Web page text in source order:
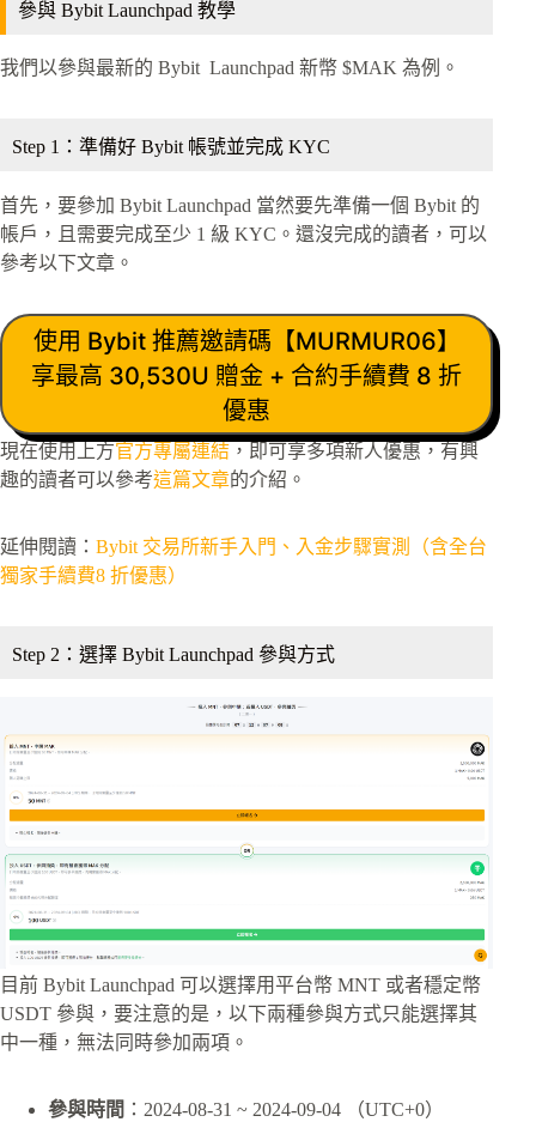
參與 Bybit Launchpad 教學
我們以參與最新的 Bybit Launchpad 新幣 $MAK 為例。
Step 1：準備好 Bybit 帳號並完成 KYC
首先，要參加 Bybit Launchpad 當然要先準備一個 Bybit 的
帳戶，且需要完成至少 1 級 KYC。還沒完成的讀者，可以
參考以下文章。
使用 Bybit 推薦邀請碼【MURMUR06】
享最高 30,530U 贈金 + 合約手續費 8 折
優惠
現在使用上方官方專屬連結 ，即可享多項新人優惠，有興
趣的讀者可以參考這篇文章的介紹。
延伸閱讀： Bybit 交易所新手入門、入金步驟實測（含全台
獨家手續費8 折優惠）
Step 2：選擇 Bybit Launchpad 參與方式
目前 Bybit Launchpad 可以選擇用平台幣 MNT 或者穩定幣
USDT 參與，要注意的是，以下兩種參與方式只能選擇其
中一種，無法同時參加兩項。
參與時間 ：2024-08-31 ~ 2024-09-04 （UTC+0）